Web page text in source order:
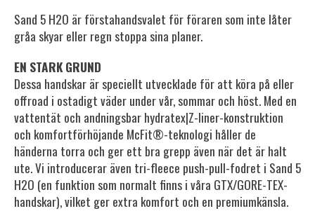
Sand 5 H2O är förstahandsvalet för föraren som inte låter
gråa skyar eller regn stoppa sina planer.
EN STARK GRUND
Dessa handskar är speciellt utvecklade för att köra på eller
offroad i ostadigt väder under vår, sommar och höst. Med en
vattentät och andningsbar hydratex|Z-liner-konstruktion
och komfortförhöjande McFit®-teknologi håller de
händerna torra och ger ett bra grepp även när det är halt
ute. Vi introducerar även tri-fleece push-pull-fodret i Sand 5
H2O (en funktion som normalt finns i våra GTX/GORE-TEX-
handskar), vilket ger extra komfort och en premiumkänsla.